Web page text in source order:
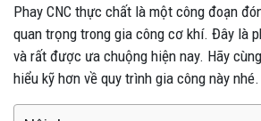
Phay CNC thực chất là một công đoạn
quan trọng trong gia công cơ khí. Đây là
và rất được ưa chuộng hiện nay. Hãy
hiểu kỹ hơn về quy trình gia công này nhé.